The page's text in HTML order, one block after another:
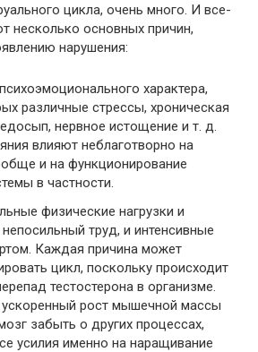
цикла, очень много. И все-
несколько основных причин,
нарушения:
характера,
различные стрессы, хроническая
нервное истощение и т. д.
влияют неблаготворно на
и на функционирование
в частности.
физические нагрузки и
труд, и интенсивные
Каждая причина может
цикл, поскольку происходит
тестостерона в организме.
ускоренный рост мышечной массы
забыть о других процессах,
усилия именно на наращивание